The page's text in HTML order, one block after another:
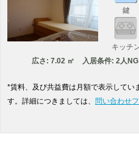
鍵
キッチ
広さ: 7.02 ㎡ 入居条件: 2人NG
*賃料、及び共益費は月額で表示してい
す。詳細につきましては、 問い合わせ